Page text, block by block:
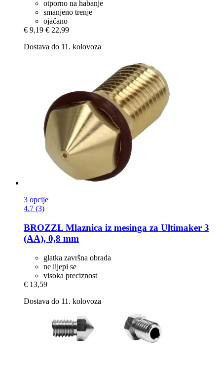
otporno na habanje
smanjeno trenje
ojačano
€ 9,19 € 22,99
Dostava do 11. kolovoza
3 opcije
4.7 (3)
BROZZL Mlaznica iz mesinga za Ultimaker 3
(AA), 0,8 mm
glatka završna obrada
ne lijepi se
visoka preciznost
€ 13,59
Dostava do 11. kolovoza